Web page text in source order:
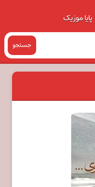
پایا موزیک
جستجو